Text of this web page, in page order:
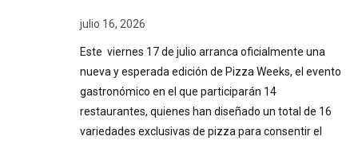
julio 16, 2026
Este viernes 17 de julio arranca oficialmente una
nueva y esperada edición de Pizza Weeks, el evento
gastronómico en el que participarán 14
restaurantes, quienes han diseñado un total de 16
variedades exclusivas de pizza para consentir el